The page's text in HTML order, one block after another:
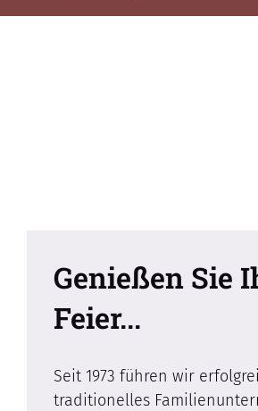
Genießen Sie
Feier...
Seit 1973 führen wir
traditionelles